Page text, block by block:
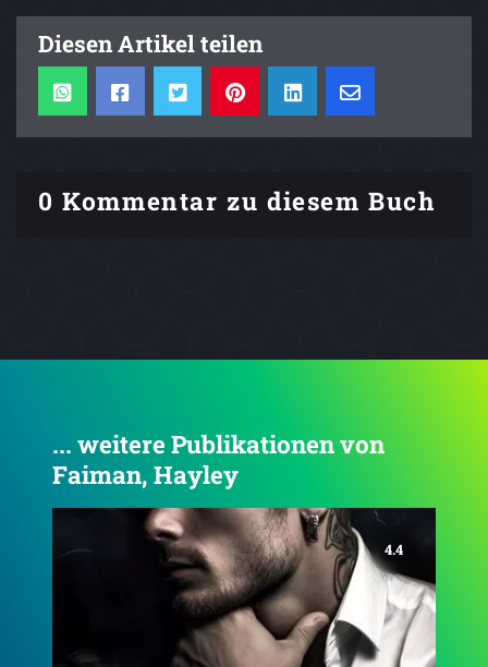
Diesen Artikel teilen
0 Kommentar zu diesem Buch
... weitere Publikationen von
Faiman, Hayley
4.4